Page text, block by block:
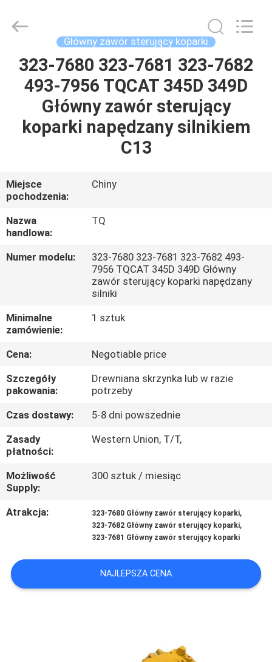
DOM
PRODUKTY
FILMY
POKAZ
VR
O
NAS
WYCIECZKA
PO
KONTROLA
JAKOŚCI
SKONTAKTUJ
SIĘ
Z
AKTUALNOŚCI
WSZYSTKIE
Machinery
Reserved.
Główny zawór sterujący koparki
323-7680 323-7681 323-7682
493-7956 TQCAT 345D 349D
Główny zawór sterujący
koparki napędzany silnikiem
C13
Miejsce
pochodzenia:
Chiny
Nazwa
handlowa:
TQ
Numer modelu:
323-7680 323-7681 323-7682 493-
7956 TQCAT 345D 349D Główny
zawór sterujący koparki napędzany
silniki
Minimalne
zamówienie:
1 sztuk
Cena:
Negotiable price
Szczegóły
pakowania:
Drewniana skrzynka lub w razie
potrzeby
Czas dostawy:
5-8 dni powszednie
Zasady
płatności:
Western Union, T/T,
Możliwość
Supply:
300 sztuk / miesiąc
Atrakcja: 323-7680 Główny zawór sterujący koparki,
323-7682 Główny zawór sterujący koparki,
323-7681 Główny zawór sterujący koparki
NAJLEPSZA CENA